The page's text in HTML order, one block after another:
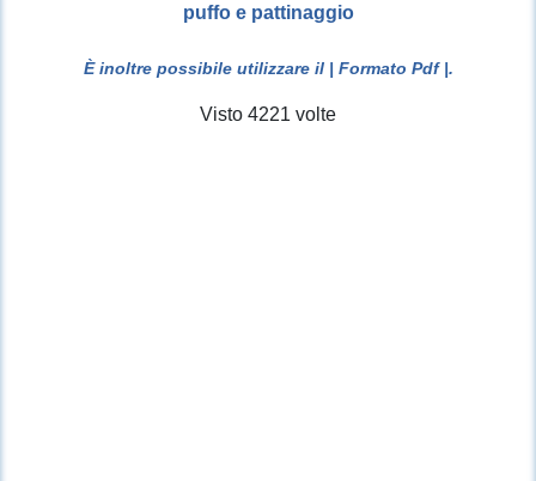
puffo e pattinaggio
È inoltre possibile utilizzare il | Formato Pdf |.
Visto 4221 volte